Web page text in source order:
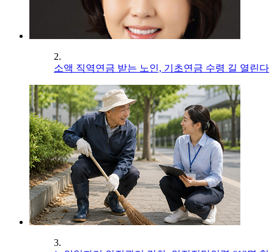
2.
소액 직역연금 받는 노인, 기초연금 수령 길 열린다
3.